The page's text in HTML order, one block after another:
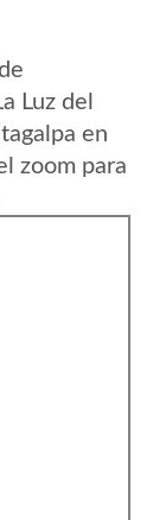
Luz del
en
zoom para